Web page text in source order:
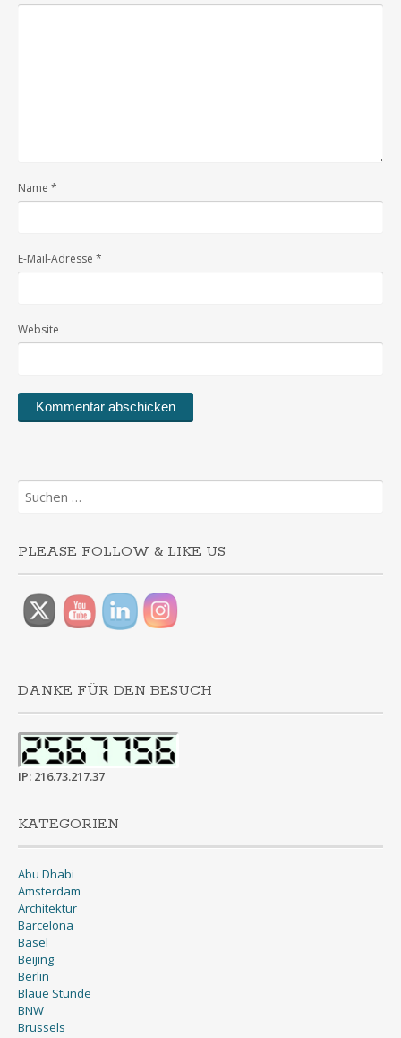
Name *
E-Mail-Adresse *
Website
Suchen
nach:
PLEASE FOLLOW & LIKE US
DANKE FÜR DEN BESUCH
IP: 216.73.217.37
KATEGORIEN
Abu Dhabi
Amsterdam
Architektur
Barcelona
Basel
Beijing
Berlin
Blaue Stunde
BNW
Brussels